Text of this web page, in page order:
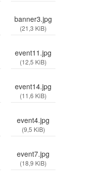
banner3.jpg
(21,3 KiB)
event11.jpg
(12,5 KiB)
event14.jpg
(11,6 KiB)
event4.jpg
(9,5 KiB)
event7.jpg
(18,9 KiB)